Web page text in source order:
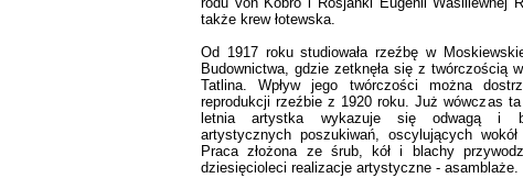
także krew łotewska.
Od 1917 roku studiowała rzeźbę w
Budownictwa, gdzie zetknęła się z twórczością
Tatlina. Wpływ jego twórczości można
reprodukcji rzeźbie z 1920 roku. Już wówczas
letnia artystka wykazuje się odwagą i
artystycznych poszukiwań, oscylujących
Praca złożona ze śrub, kół i blachy
dziesięcioleci realizacje artystyczne - asamblaże.